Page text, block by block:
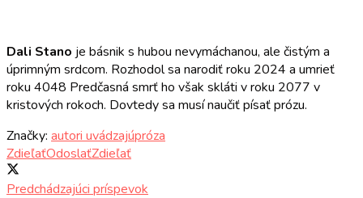
Dali Stano je básnik s hubou nevymáchanou, ale čistým a
úprimným srdcom. Rozhodol sa narodiť roku 2024 a umrieť
roku 4048 Predčasná smrť ho však skláti v roku 2077 v
kristových rokoch. Dovtedy sa musí naučiť písať prózu.
Značky: autori uvádzajúpróza
ZdieľaťOdoslaťZdieľať
Predchádzajúci príspevok